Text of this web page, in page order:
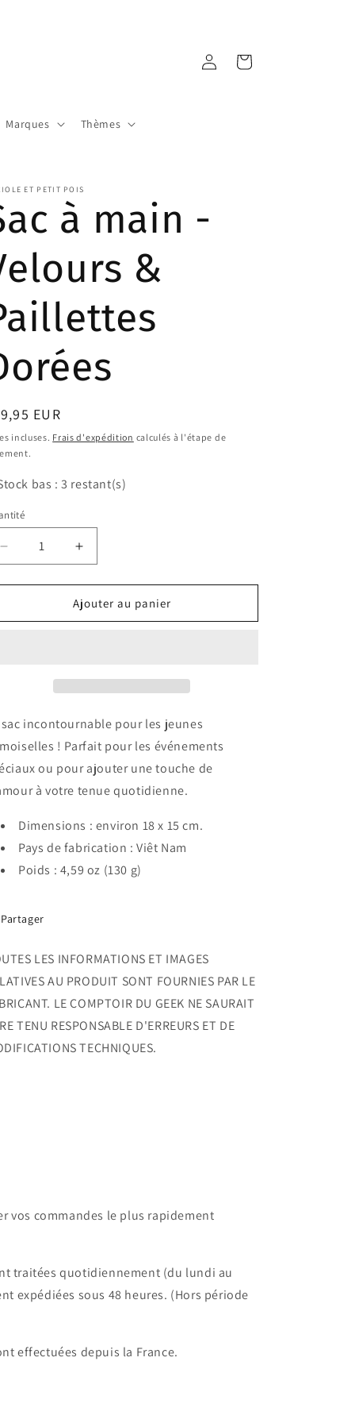
Marques Thèmes
Connexion Panier
ET PETIT POIS
à main -
&
EUR
incluses. Frais d'expédition calculés à l'étape de
bas : 3 restant(s)
Réduire
la
quantité
Sac
Paillettes
Augmenter
la
quantité
de
Sac
Paillettes
Dorées
Ajouter au panier
sac incontournable pour les jeunes
! Parfait pour les événements
ou pour ajouter une touche de
à votre tenue quotidienne.
Dimensions : environ 18 x 15 cm.
Pays de fabrication : Viêt Nam
Poids : 4,59 oz (130 g)
Partager
LES INFORMATIONS ET IMAGES
AU PRODUIT SONT FOURNIES PAR LE
LE COMPTOIR DU GEEK NE SAURAIT
TENU RESPONSABLE D'ERREURS ET DE
TECHNIQUES.
vos commandes le plus rapidement
traitées quotidiennement (du lundi au
expédiées sous 48 heures. (Hors période
effectuées depuis la France.